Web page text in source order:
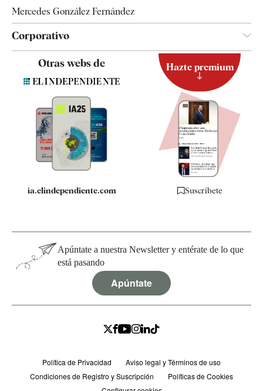
Mercedes González Fernández
Corporativo
Quiénes somos
Especificaciones
Otras webs de
ia.elindependiente.com
Hazte premium
Suscríbete
Apúntate a nuestra Newsletter y entérate de lo que
está pasando
Apúntate
Política de Privacidad
Aviso legal y Términos de uso
Condiciones de Registro y Suscripción
Políticas de Cookies